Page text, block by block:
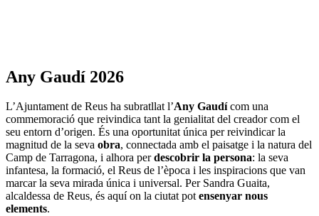
Any Gaudí 2026
L’Ajuntament de Reus ha subratllat l’Any Gaudícom una
commemoració que reivindica tant la genialitat del creador com el
seu entorn d’origen. És una oportunitat única per reivindicar la
magnitud de la seva obra, connectada amb el paisatge i la natura del
Camp de Tarragona, i alhora perdescobrir la persona: la seva
infantesa, la formació, el Reus de l’època i les inspiracions que van
marcar la seva mirada única i universal. Per Sandra Guaita,
alcaldessa de Reus, és aquí on la ciutat potensenyar nous
elements.